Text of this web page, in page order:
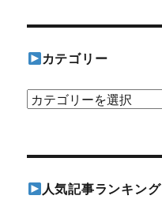
カテゴリー
リ 人気記事ランキング